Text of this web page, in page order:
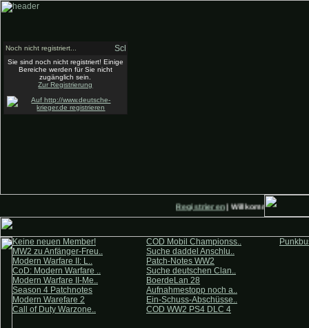
Registrieren| Willkommen auf
Keine neuen Member!
MW2 zu Anfänger-Freu..
Modern Warfare II: L..
CoD: Modern Warfare ..
Modern Warfare II-Me..
Season 4 Patchnotes
Modern Warefare 2
Call of Duty Warzone..
COD Mobil Championss..
Suche daddel Anschlu..
Patch-Notes WW2
Suche deutschen Clan..
BoerdeLan 28
Aufnahmestopp noch a..
Ein-Schuss-Abschüsse..
COD WW2 PS4 DLC 4
Noch nicht registriert...
Sie sind noch nicht registriert! Einige
Bereiche werden für Sie nicht
zugänglich sein.
Zur Registrierung